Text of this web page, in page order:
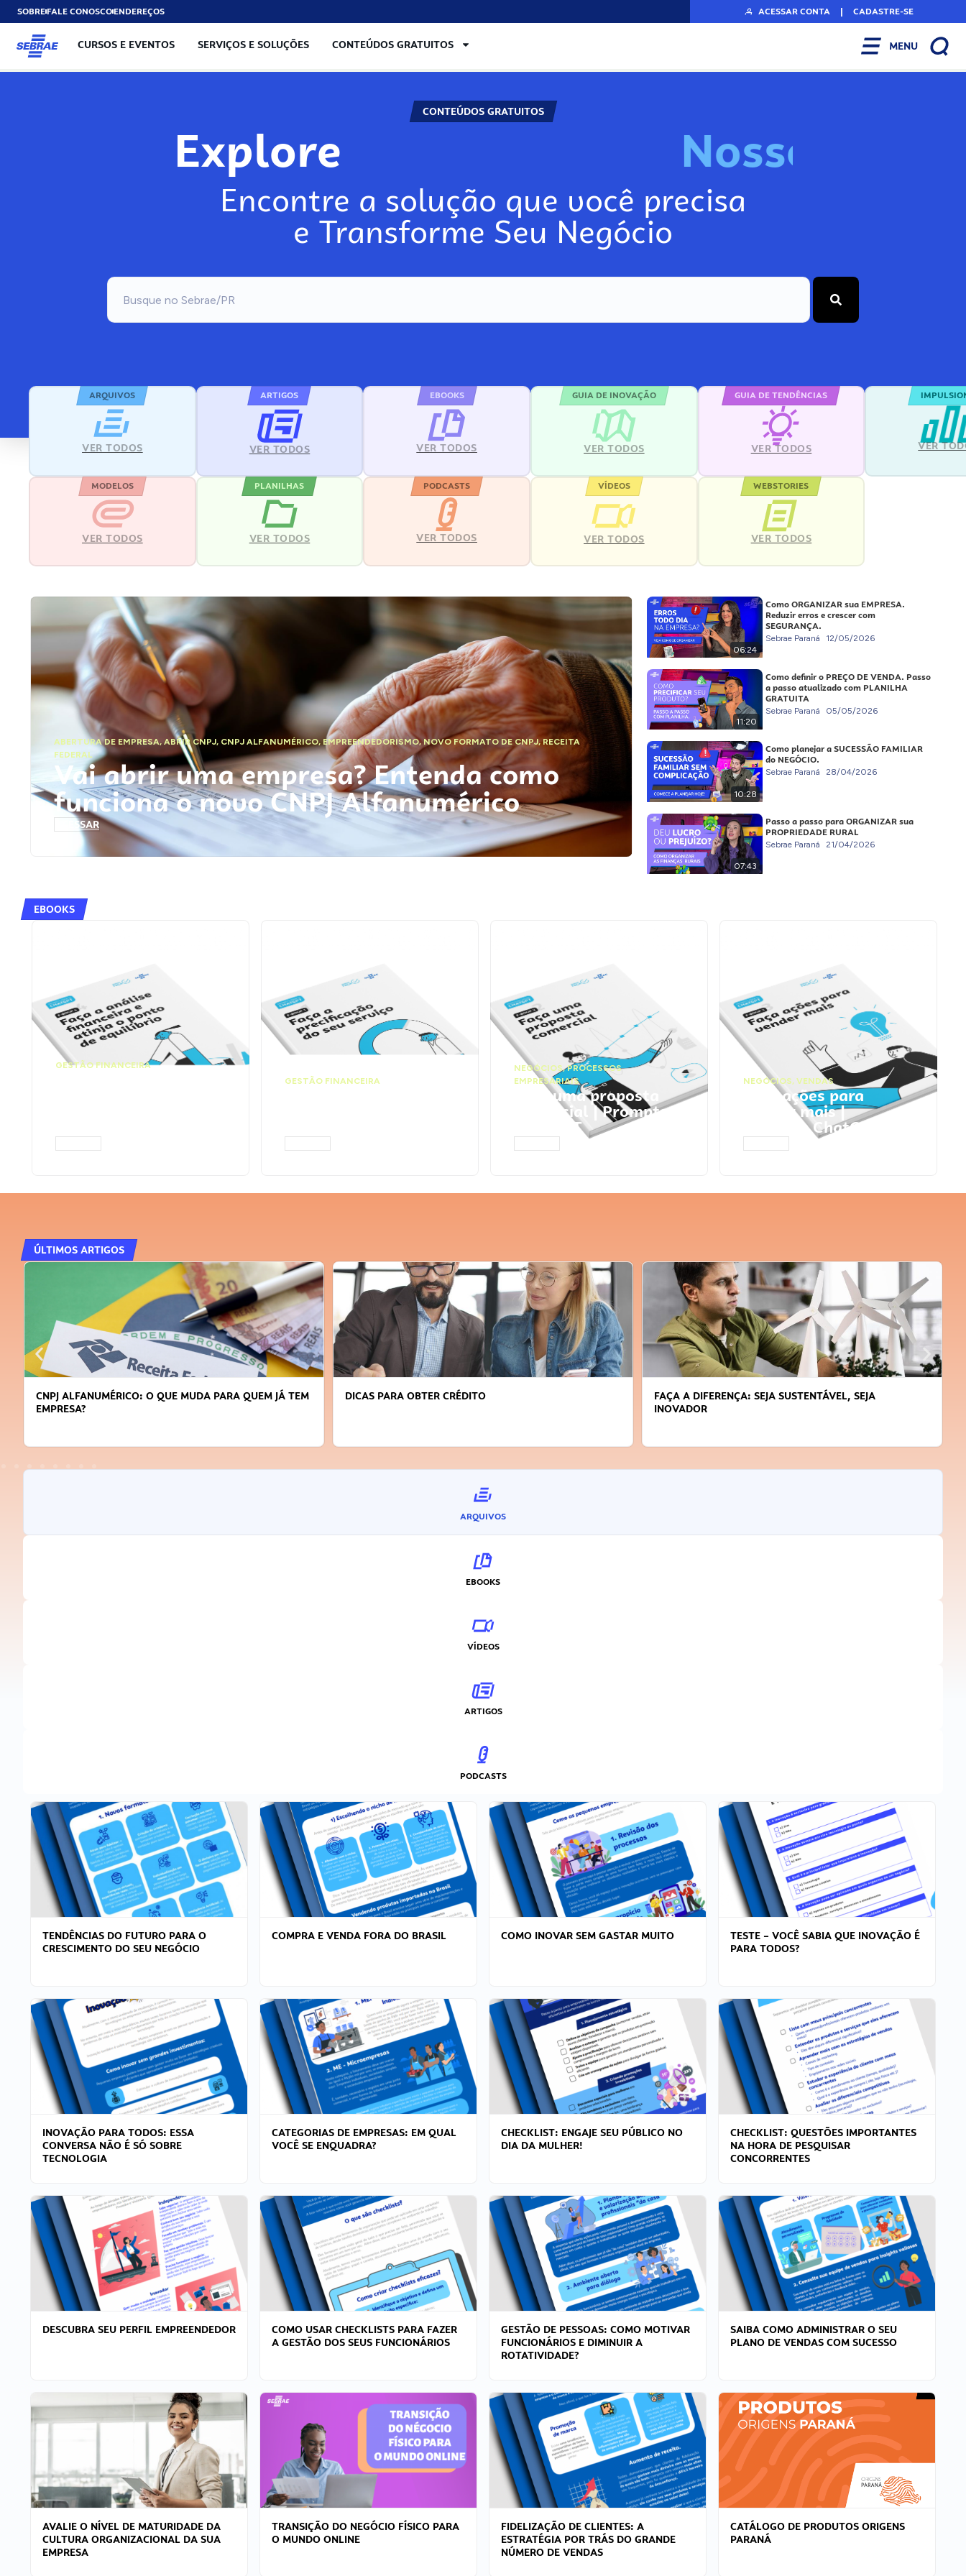
SOBREFALE CONOSCOENDEREÇOS ACESSAR CONTA | CADASTRE-SE
CURSOS E EVENTOS SERVIÇOS E SOLUÇÕES CONTEÚDOS GRATUITOS MENU
CONTEÚDOS GRATUITOS
Explore Noss
Encontre a solução que você precisa
e Transforme Seu Negócio
ARQUIVOS
VER TODOS
ARTIGOS
VER TODOS
EBOOKS
VER TODOS
GUIA DE INOVAÇÃO
VER TODOS
GUIA DE TENDÊNCIAS
VER TODOS VER
MODELOS
VER TODOS
PLANILHAS
VER TODOS
PODCASTS
VER TODOS
VÍDEOS
VER TODOS
WEBSTORIES
VER TODOS
ABERTURA DE EMPRESA,ABRIR CNPJ, CNPJ ALFANUMÉRICO, EMPREENDEDORISMO,NOVO FORMATO DE CNPJ,RECEITA
FEDERAL
Vai abrir uma empresa? Entenda como
funciona o novo CNPJ Alfanumérico
ACESSAR
06:24
Como ORGANIZAR sua EMPRESA.
Reduzir erros e crescer com
SEGURANÇA.
Sebrae Paraná 12/05/2026
11:20
Como definir o PREÇO DE VENDA. Passo
a passo atualizado com PLANILHA
GRATUITA
Sebrae Paraná 05/05/2026
10:28
Como planejar a SUCESSÃO FAMILIAR
do NEGÓCIO.
Sebrae Paraná 28/04/2026
07:43
Passo a passo para ORGANIZAR sua
PROPRIEDADE RURAL
Sebrae Paraná 21/04/2026
EBOOKS
GESTÃO FINANCEIRA
GESTÃO FINANCEIRA
NEGÓCIOS,PROCESSOS
EMPRESARIAIS
Faça uma proposta
comercial | Prompts
ChatGPT
NEGÓCIOS, VENDAS
Faça ações para
vender mais |
Prompts ChatGPT
ÚLTIMOS ARTIGOS
CNPJ ALFANUMÉRICO: O QUE MUDA PARA QUEM JÁ TEM
EMPRESA?
DICAS PARA OBTER CRÉDITO
FAÇA A DIFERENÇA: SEJA SUSTENTÁVEL, SEJA
INOVADOR
ARQUIVOS
EBOOKS
VÍDEOS
ARTIGOS
PODCASTS
TENDÊNCIAS DO FUTURO PARA O
CRESCIMENTO DO SEU NEGÓCIO
COMPRA E VENDA FORA DO BRASIL COMO INOVAR SEM GASTAR MUITO
TESTE – VOCÊ SABIA QUE INOVAÇÃO É
PARA TODOS?
INOVAÇÃO PARA TODOS: ESSA
CONVERSA NÃO É SÓ SOBRE
TECNOLOGIA
CATEGORIAS DE EMPRESAS: EM QUAL
VOCÊ SE ENQUADRA?
CHECKLIST: ENGAJE SEU PÚBLICO NO
DIA DA MULHER!
CHECKLIST: QUESTÕES IMPORTANTES
NA HORA DE PESQUISAR
CONCORRENTES
DESCUBRA SEU PERFIL EMPREENDEDOR
COMO USAR CHECKLISTS PARA FAZER
A GESTÃO DOS SEUS FUNCIONÁRIOS
GESTÃO DE PESSOAS: COMO MOTIVAR
FUNCIONÁRIOS E DIMINUIR A
ROTATIVIDADE?
SAIBA COMO ADMINISTRAR O SEU
PLANO DE VENDAS COM SUCESSO
AVALIE O NÍVEL DE MATURIDADE DA
CULTURA ORGANIZACIONAL DA SUA
EMPRESA
TRANSIÇÃO DO NEGÓCIO FÍSICO PARA
O MUNDO ONLINE
FIDELIZAÇÃO DE CLIENTES: A
ESTRATÉGIA POR TRÁS DO GRANDE
NÚMERO DE VENDAS
CATÁLOGO DE PRODUTOS ORIGENS
PARANÁ